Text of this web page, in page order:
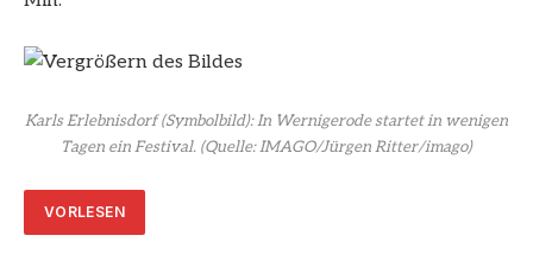
Karls Erlebnisdorf (Symbolbild): In Wernigerode startet in wenigen
Tagen ein Festival. (Quelle: IMAGO/Jürgen Ritter/imago)
VORLESEN